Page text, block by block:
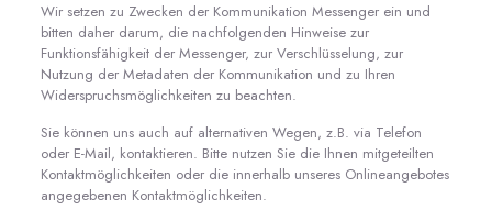
Wir setzen zu Zwecken der Kommunikation Messenger ein und
bitten daher darum, die nachfolgenden Hinweise zur
Funktionsfähigkeit der Messenger, zur Verschlüsselung, zur
Nutzung der Metadaten der Kommunikation und zu Ihren
Widerspruchsmöglichkeiten zu beachten.
Sie können uns auch auf alternativen Wegen, z.B. via Telefon
oder E-Mail, kontaktieren. Bitte nutzen Sie die Ihnen mitgeteilten
Kontaktmöglichkeiten oder die innerhalb unseres Onlineangebotes
angegebenen Kontaktmöglichkeiten.